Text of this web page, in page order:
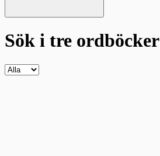
Sök i tre ordböcker